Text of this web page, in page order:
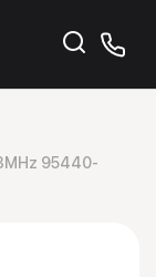
95440-